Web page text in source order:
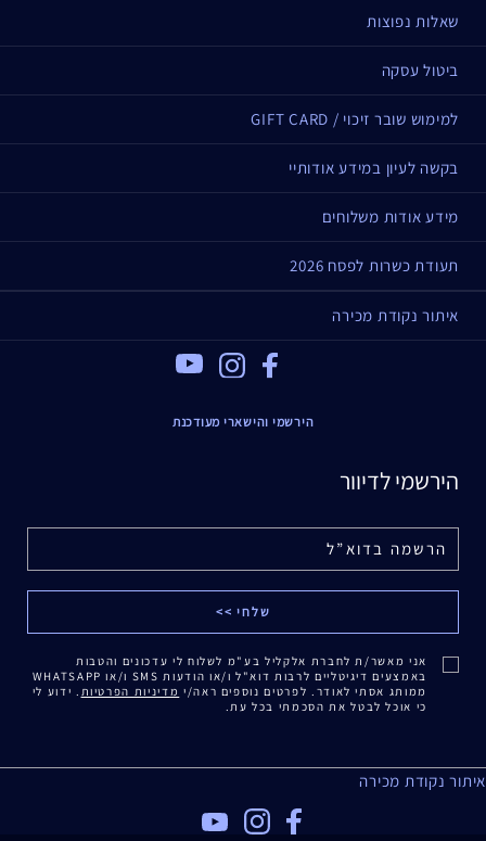
שאלות נפוצות
ביטול עסקה
למימוש שובר זיכוי / GIFT CARD
בקשה לעיון במידע אודותיי
מידע אודות משלוחים
תעודת כשרות לפסח 2026
איתור נקודת מכירה
Facebook
הירשמי והישארי מעודכנת
הירשמי לדיוור
אני מאשר/ת לחברת אלקליל בע"מ לשלוח לי עדכונים והטבות
באמצעים דיגיטליים לרבות דוא"ל ו/או הודעות SMS ו/או WHATSAPP
ממותג אסתי לאודר. לפרטים נוספים ראה/י מדיניות הפרטיות . ידוע לי
כי אוכל לבטל את הסכמתי בכל עת.
איתור נקודת מכירה